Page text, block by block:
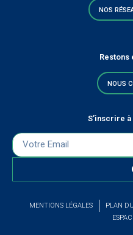
NOS
Restons
NOUS
S’inscrire
MENTIONS LÉGALES PLAN